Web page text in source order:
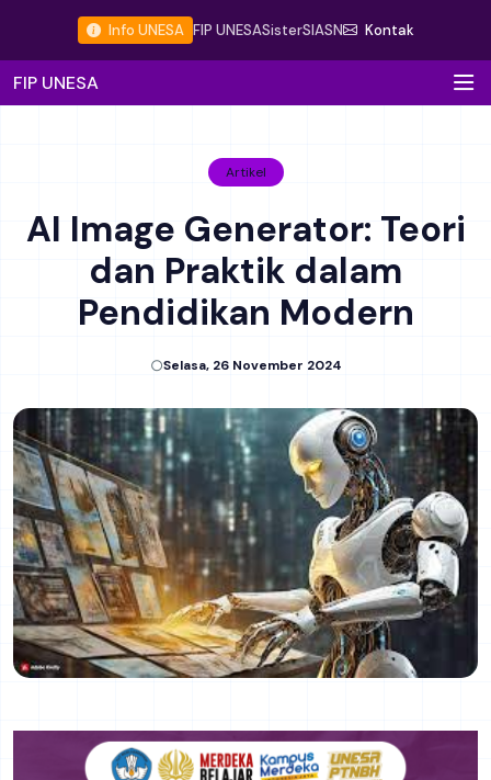
Info UNESA FIP UNESASisterSIASN Kontak
FIP UNESA
Artikel
AI Image Generator: Teori
dan Praktik dalam
Pendidikan Modern
Selasa, 26 November 2024